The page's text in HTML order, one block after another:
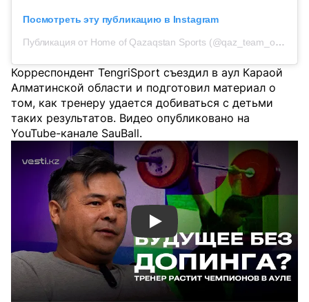
Посмотреть эту публикацию в Instagram
Публикация от Home of Qazaqstan Sports (@qaz_team_official)
Корреспондент TengriSport съездил в аул Караой
Алматинской области и подготовил материал о
том, как тренеру удается добиваться с детьми
таких результатов. Видео опубликовано на
YouTube-канале SauBall.
Смотреть видео YouTube